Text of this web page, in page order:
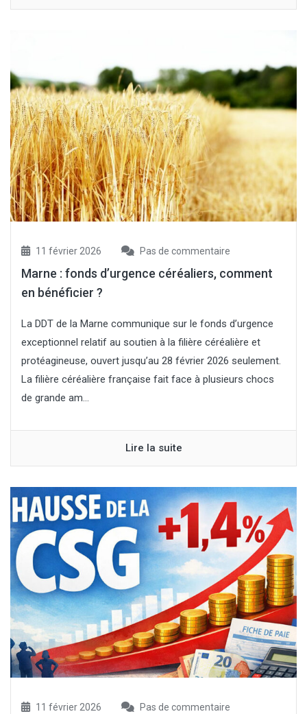
11 février 2026 Pas de commentaire
Marne : fonds d’urgence céréaliers, comment
en bénéficier ?
La DDT de la Marne communique sur le fonds d’urgence
exceptionnel relatif au soutien à la filière céréalière et
protéagineuse, ouvert jusqu’au 28 février 2026 seulement.
La filière céréalière française fait face à plusieurs chocs
de grande am...
Lire la suite
11 février 2026 Pas de commentaire